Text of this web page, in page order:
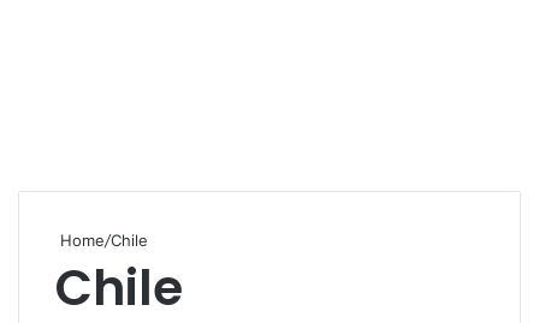
Home/Chile
Chile